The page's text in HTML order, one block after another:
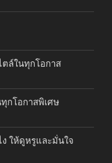
ล์ในทุกโอกาส
กโอกาสพิเศษ
ง ให้ดูหรูและมั่นใจ